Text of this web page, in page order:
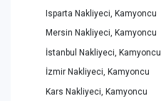
Isparta Nakliyeci, Kamyoncu
Mersin Nakliyeci, Kamyoncu
İstanbul Nakliyeci, Kamyoncu
İzmir Nakliyeci, Kamyoncu
Kars Nakliyeci, Kamyoncu